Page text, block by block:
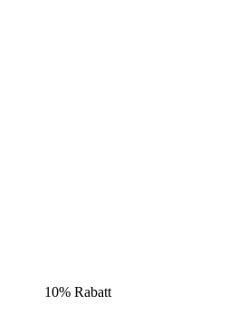
10% Rabatt